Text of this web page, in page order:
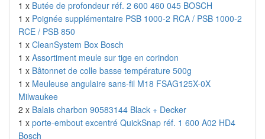
1 x Butée de profondeur réf. 2 600 460 045 BOSCH
1 x Poignée supplémentaire PSB 1000-2 RCA / PSB 1000-2
RCE / PSB 850
1 x CleanSystem Box Bosch
1 x Assortiment meule sur tige en corindon
1 x Bâtonnet de colle basse température 500g
1 x Meuleuse angulaire sans-fil M18 FSAG125X-0X
Milwaukee
2 x Balais charbon 90583144 Black + Decker
1 x porte-embout excentré QuickSnap réf. 1 600 A02 HD4
Bosch